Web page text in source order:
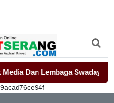
Dan Lembaga Swadaya